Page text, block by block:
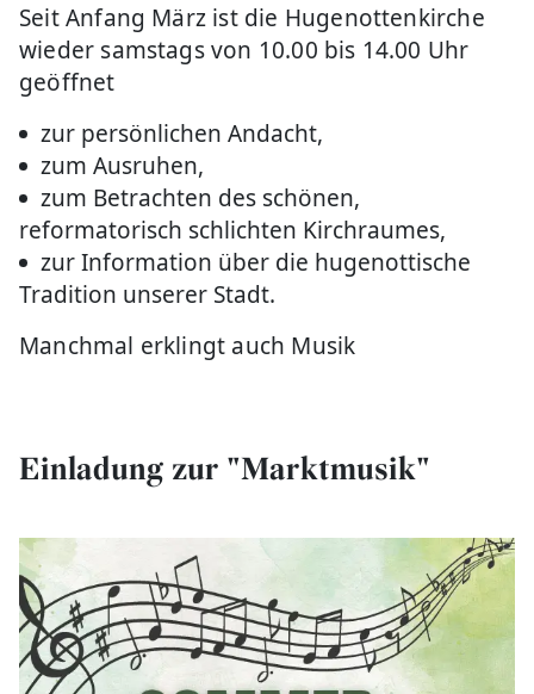
Seit Anfang März ist die Hugenottenkirche
wieder samstags von 10.00 bis 14.00 Uhr
geöffnet
zur persönlichen Andacht,
zum Ausruhen,
zum Betrachten des schönen,
reformatorisch schlichten Kirchraumes,
zur Information über die hugenottische
Tradition unserer Stadt.
Manchmal erklingt auch Musik
Einladung zur "Marktmusik"